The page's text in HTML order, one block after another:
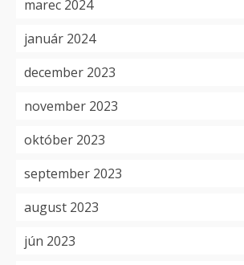
marec 2024
január 2024
december 2023
november 2023
október 2023
september 2023
august 2023
jún 2023